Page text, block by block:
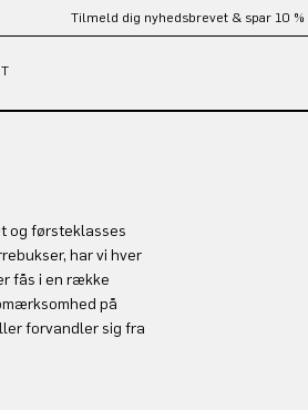
Tilmeld dig nyhedsbrevet & spar 10 %
og førsteklasses
har vi hver
fås i en række
på
forvandler sig fra